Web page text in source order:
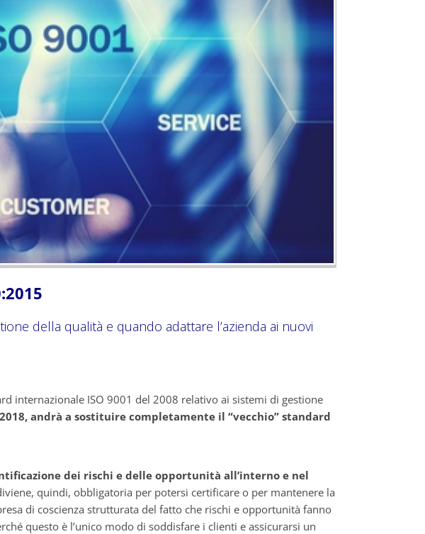
della qualità e quando adattare l’azienda ai nuovi
internazionale ISO 9001 del 2008 relativo ai sistemi di gestione
andrà a sostituire completamente il “vecchio” standard
dei rischi e delle opportunità all’interno e nel
quindi, obbligatoria per potersi certificare o per mantenere la
di coscienza strutturata del fatto che rischi e opportunità fanno
questo è l’unico modo di soddisfare i clienti e assicurarsi un